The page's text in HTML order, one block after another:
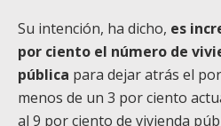
Su intención, ha dicho, es
por ciento el número de
pública para dejar atrás el
menos de un 3 por ciento
al 9 por ciento de vivienda